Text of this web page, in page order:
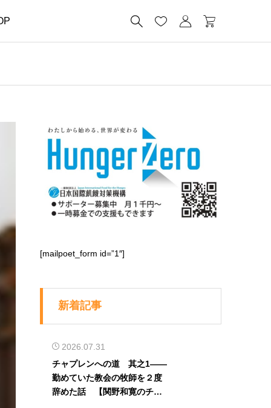
   
[mailpoet_form id=”1″]
新着記事
2026.07.31
チャプレンへの道 其之1――
勤めていた教会の牧師を２度
辞めた話 【関野和寛のチャ